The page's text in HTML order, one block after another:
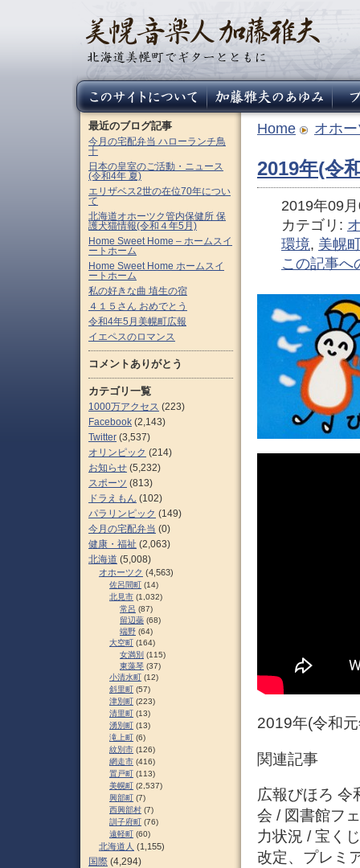
Home オホ
2019年(令
2019年09
カテゴリ:
環境, 美幌
この記事へ
2019年(令和
関連記事
広報びほろ 令
会 / 図書館フ
力状況 / 宝く
改定、プレミ
最近のブログ記事
今月の宅配弁当 ハローランチ鳥
十
日本の皇室のご活動・ニュース
(令和4年 夏)
エリザベス2世の在位70年につい
て
北海道オホーツク管内保健所 保
護犬猫情報(令和４年5月)
Home Sweet Home – ホームスイ
ートホーム
Home Sweet Home ホームスイ
ートホーム
私の好きな曲 埴生の宿
４１５さん おめでとう
令和4年5月美幌町広報
イエペスのロマンス
コメントありがとう
カテゴリ一覧
1000万アクセス (223)
Facebook (2,143)
Twitter (3,537)
オリンピック (214)
お知らせ (5,232)
スポーツ (813)
ドラえもん (102)
パラリンピック (149)
今月の宅配弁当 (0)
健康・福祉 (2,063)
北海道 (5,008)
オホーツク (4,563)
佐呂間町 (14)
北見市 (1,032)
常呂 (87)
留辺蘂 (68)
端野 (64)
大空町 (164)
女満別 (115)
東藻琴 (37)
小清水町 (12)
斜里町 (57)
津別町 (223)
清里町 (13)
湧別町 (13)
滝上町 (6)
紋別市 (126)
網走市 (416)
置戸町 (113)
美幌町 (2,537)
興部町 (7)
西興部村 (7)
訓子府町 (76)
遠軽町 (60)
北海道人 (1,155)
国際 (4,294)